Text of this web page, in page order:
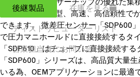
技術により、小型、高速、高信頼性で
できます。 微差圧センサー「SDP600
で圧力マニホールドに直接接続するタ
「SDP610」はチューブに直接接続する
「SDP600」シリーズは、高品質大量
いる為、OEMアプリケーションに最適
後継製品 在庫を見る
ディストリビューターリスト
営業担当者にお問い合わせ